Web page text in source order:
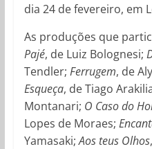
dia 24 de fevereiro, em
As produções que
Pajé, de Luiz Bolognesi;
Tendler; Ferrugem, de
Esqueça, de Tiago
Montanari; O Caso do
Lopes de Moraes;
Yamasaki;Aos teus Olhos